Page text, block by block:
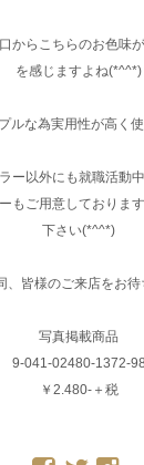
からこちらのお色味
を感じますよね(*^^*)
ルな為実用性が高く
ー以外にも就職活動
もご用意しておりま
下さい(*^^*)
、皆様のご来店をお
写真掲載商品
9-041-02480-1372-98
￥2.480-＋税